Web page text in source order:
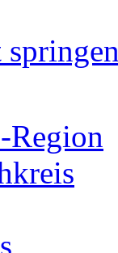
Region